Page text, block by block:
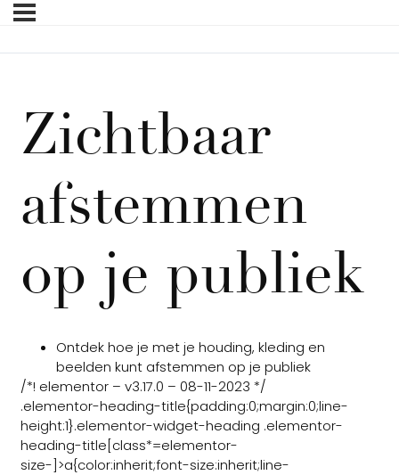
Zichtbaar
afstemmen
op je publiek
Ontdek hoe je met je houding, kleding en
beelden kunt afstemmen op je publiek
/*! elementor – v3.17.0 – 08-11-2023 */
.elementor-heading-title{padding:0;margin:0;line-
height:1}.elementor-widget-heading .elementor-
heading-title[class*=elementor-
size-]>a{color:inherit;font-size:inherit;line-